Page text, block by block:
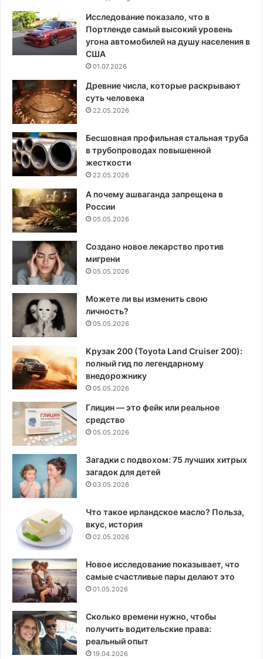
Исследование показало, что в
Портленде самый высокий уровень
угона автомобилей на душу населения в
США
01.07.2026
Древние числа, которые раскрывают
суть человека
22.05.2026
Бесшовная профильная стальная труба
в трубопроводах повышенной
жесткости
22.05.2026
А почему ашваганда запрещена в
России
05.05.2026
Создано новое лекарство против
мигрени
05.05.2026
Можете ли вы изменить свою
личность?
05.05.2026
Крузак 200 (Toyota Land Cruiser 200):
полный гид по легендарному
внедорожнику
05.05.2026
Глицин — это фейк или реальное
средство
05.05.2026
Загадки с подвохом: 75 лучших хитрых
загадок для детей
03.05.2026
Что такое ирландское масло? Польза,
вкус, история
02.05.2026
Новое исследование показывает, что
самые счастливые пары делают это
01.05.2026
Сколько времени нужно, чтобы
получить водительские права:
реальный опыт
19.04.2026